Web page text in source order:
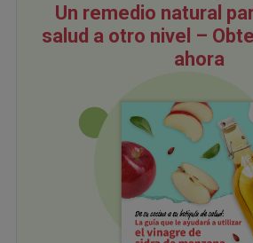
Un remedio natural
salud a otro nivel –
ahora